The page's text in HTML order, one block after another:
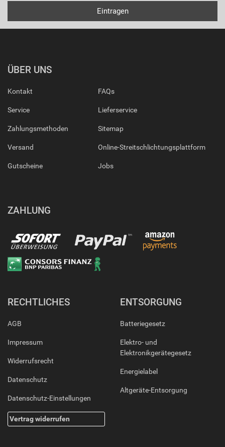
ÜBER UNS
Kontakt
Service
Zahlungsmethoden
Versand
Gutscheine
FAQs
Lieferservice
Sitemap
Online-Streitschlichtungsplattform
Jobs
ZAHLUNG
RECHTLICHES
AGB
Impressum
Widerrufsrecht
Datenschutz
Datenschutz-Einstellungen
Vertrag widerrufen
ENTSORGUNG
Batteriegesetz
Elektro- und
Elektronikgerätegesetz
Energielabel
Altgeräte-Entsorgung